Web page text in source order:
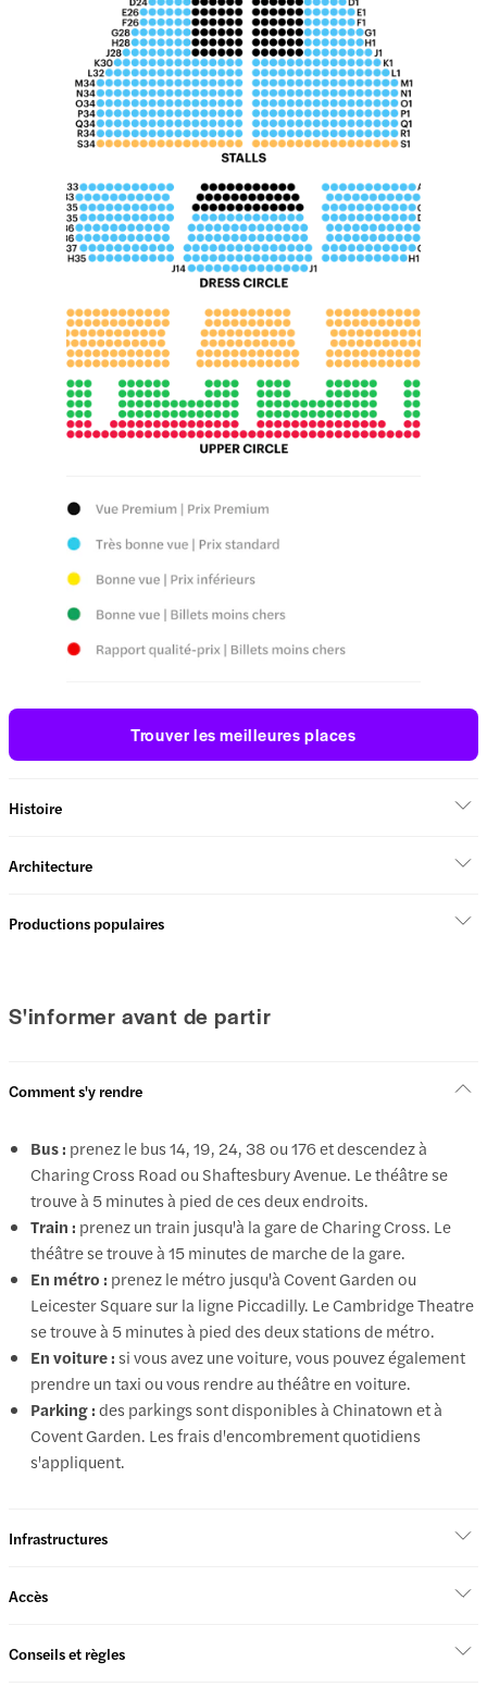
Trouver les meilleures places
Histoire
Architecture
Productions populaires
S'informer avant de partir
Comment s'y rendre
Bus : prenez le bus 14, 19, 24, 38 ou 176 et descendez à
Charing Cross Road ou Shaftesbury Avenue. Le théâtre se
trouve à 5 minutes à pied de ces deux endroits.
Train : prenez un train jusqu'à la gare de Charing Cross. Le
théâtre se trouve à 15 minutes de marche de la gare.
En métro : prenez le métro jusqu'à Covent Garden ou
Leicester Square sur la ligne Piccadilly. Le Cambridge Theatre
se trouve à 5 minutes à pied des deux stations de métro.
En voiture :si vous avez une voiture, vous pouvez également
prendre un taxi ou vous rendre au théâtre en voiture.
Parking :des parkings sont disponibles à Chinatown et à
Covent Garden. Les frais d'encombrement quotidiens
s'appliquent.
Infrastructures
Accès
Conseils et règles